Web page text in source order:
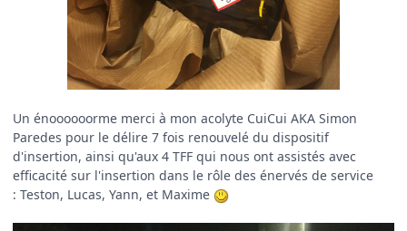
Un énoooooorme merci à mon acolyte CuiCui AKA Simon
Paredes pour le délire 7 fois renouvelé du dispositif
d'insertion, ainsi qu'aux 4 TFF qui nous ont assistés avec
efficacité sur l'insertion dans le rôle des énervés de service
: Teston, Lucas, Yann, et Maxime